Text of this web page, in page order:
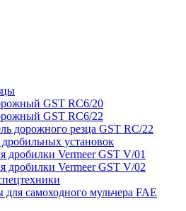
GST RC6/20
GST RC6/22
дорожного резца GST RC/22
установок
дробилки Vermeer GST V/01
дробилки Vermeer GST V/02
самоходного мульчера FAE